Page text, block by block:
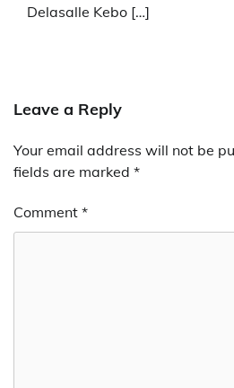
Delasalle Kebo […]
Leave a Reply
Your email address will not be
fields are marked *
Comment *